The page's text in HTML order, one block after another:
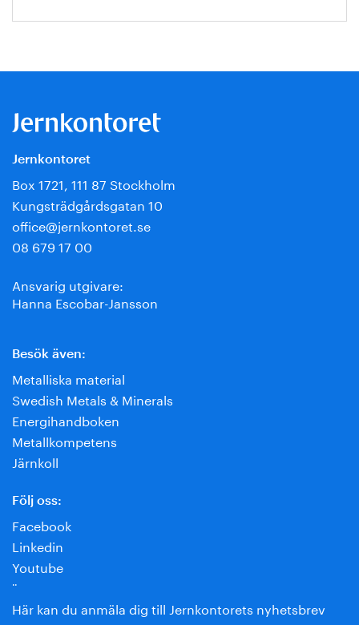
Jernkontoret
Box 1721, 111 87 Stockholm
Kungsträdgårdsgatan 10
office@jernkontoret.se
08 679 17 00
Ansvarig utgivare:
Hanna Escobar-Jansson
Besök även:
Metalliska material
Swedish Metals & Minerals
Energihandboken
Metallkompetens
Järnkoll
Följ oss:
Facebook
Linkedin
Youtube
¨
Här kan du anmäla dig till Jernkontorets nyhetsbrev